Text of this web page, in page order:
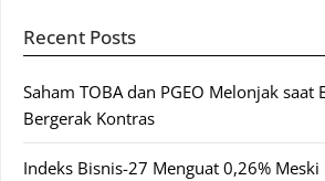
Recent Posts
Saham TOBA dan PGEO Melonjak saat
Bergerak Kontras
Indeks Bisnis-27 Menguat 0,26% Meski